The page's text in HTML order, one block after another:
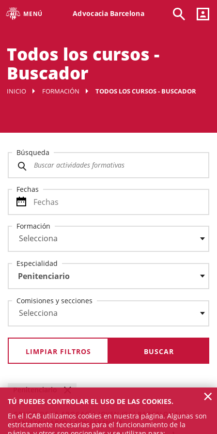
MENÚ Advocacia Barcelona
Todos los cursos -
Buscador
INICIO FORMACIÓN TODOS LOS CURSOS - BUSCADOR
Búsqueda
Fechas
Formación
Especialidad
Penitenciario
Comisiones y secciones
LIMPIAR FILTROS
Penitenciario
GRUPO DE LA ABOGACÍA JOVEN (GAJ BARCELONA) |
PENITENCIARIO | CONFERENCIA
TÚ PUEDES CONTROLAR EL USO DE LAS COOKIES.
En el ICAB utilizamos cookies en nuestra página. Algunas son
estrictamente necesarias para el funcionamiento de la
×